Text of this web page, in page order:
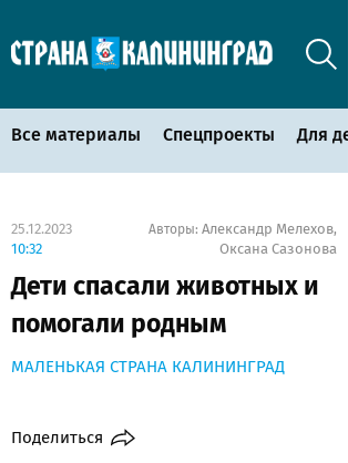
Все материалы Спецпроекты Для
25.12.2023
10:32
Авторы: Александр Мелехов,
Оксана Сазонова
Дети спасали животных и
помогали родным
МАЛЕНЬКАЯ СТРАНА КАЛИНИНГРАД
Поделиться